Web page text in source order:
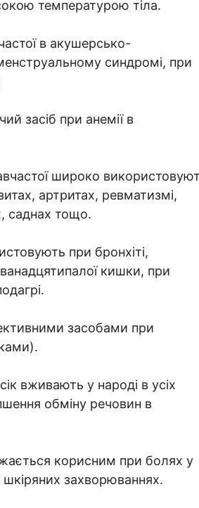
температурою тіла.
в акушерсько-
синдромі, при
засіб при анемії в
широко
артритах, ревматизмі,
саднах тощо.
при бронхіті,
кишки, при
засобами при
вживають у народі в усіх
обміну речовин в
корисним при болях у
шкіряних захворюваннях.